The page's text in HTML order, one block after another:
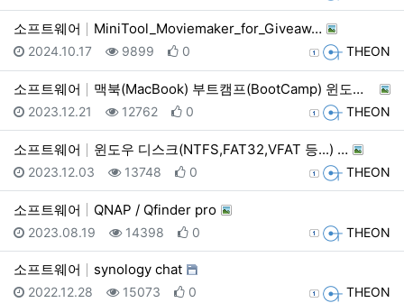
소프트웨어 MiniTool_Moviemaker_for_Giveaw…
등록자 THEON
등록일
2024.10.17 조회
9899 추천
0
소프트웨어 맥북(MacBook) 부트캠프(BootCamp) 윈도우…
등록자 THEON
등록일
2023.12.21 조회
12762 추천
0
소프트웨어 윈도우 디스크(NTFS,FAT32,VFAT 등...) …
등록자 THEON
등록일
2023.12.03 조회
13748 추천
0
소프트웨어 QNAP / Qfinder pro
등록자 THEON
등록일
2023.08.19 조회
14398 추천
0
소프트웨어 synology chat
등록자 THEON
등록일
2022.12.28 조회
15073 추천
0